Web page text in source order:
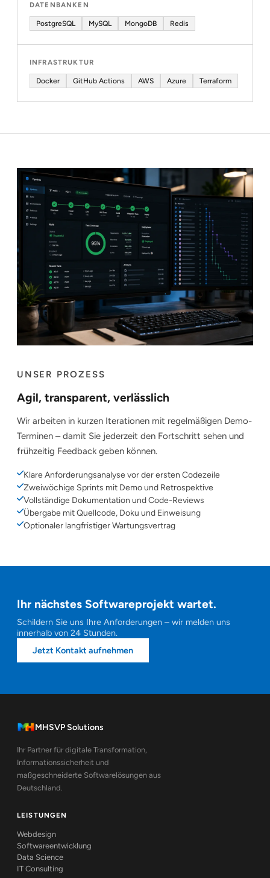
DATENBANKEN
PostgreSQL MySQL MongoDB Redis
INFRASTRUKTUR
Docker GitHub Actions AWS Azure Terraform
UNSER PROZESS
Agil, transparent, verlässlich
Wir arbeiten in kurzen Iterationen mit regelmäßigen Demo-
Terminen – damit Sie jederzeit den Fortschritt sehen und
frühzeitig Feedback geben können.
Klare Anforderungsanalyse vor der ersten Codezeile
Zweiwöchige Sprints mit Demo und Retrospektive
Vollständige Dokumentation und Code-Reviews
Übergabe mit Quellcode, Doku und Einweisung
Optionaler langfristiger Wartungsvertrag
Ihr nächstes Softwareprojekt wartet.
Schildern Sie uns Ihre Anforderungen – wir melden uns
innerhalb von 24 Stunden.
Jetzt Kontakt aufnehmen
MHSVP Solutions
Ihr Partner für digitale Transformation,
Informationssicherheit und
maßgeschneiderte Softwarelösungen aus
Deutschland.
LEISTUNGEN
Webdesign
Softwareentwicklung
Data Science
IT Consulting